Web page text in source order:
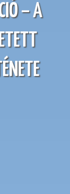
– A